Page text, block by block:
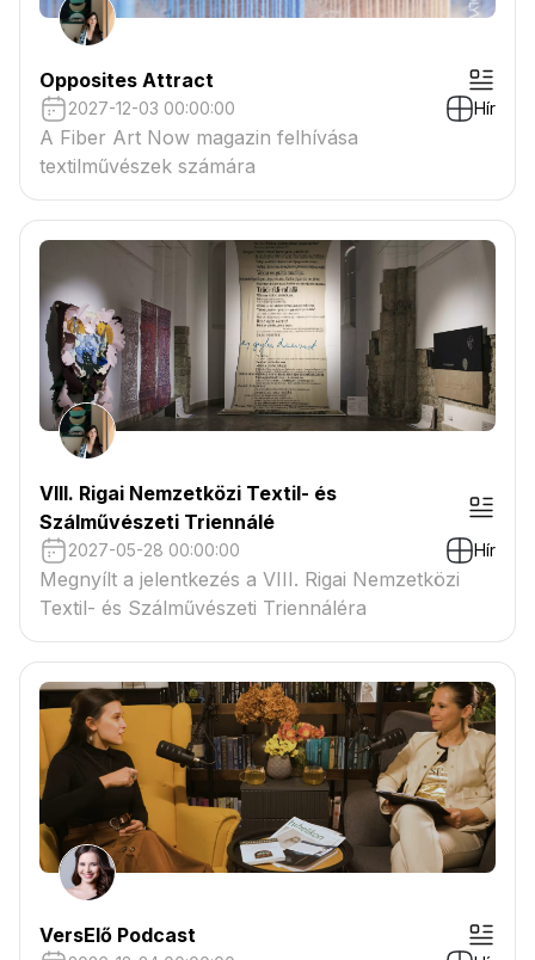
Opposites Attract
2027-12-03 00:00:00 Hír
A Fiber Art Now magazin felhívása
textilművészek számára
VIII. Rigai Nemzetközi Textil- és
Szálművészeti Triennálé
2027-05-28 00:00:00 Hír
Megnyílt a jelentkezés a VIII. Rigai Nemzetközi
Textil- és Szálművészeti Triennáléra
VersElő Podcast